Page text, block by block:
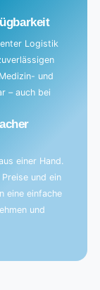
Logistik
und
– auch bei
einer Hand.
und ein
eine einfache
und